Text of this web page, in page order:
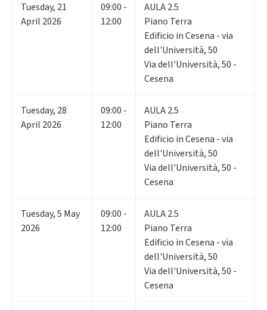
Tuesday, 21
April 2026
09:00 -
12:00
AULA 2.5
Piano Terra
Edificio in Cesena - via
dell'Università, 50
Via dell'Università, 50 -
Cesena
Tuesday, 28
April 2026
09:00 -
12:00
AULA 2.5
Piano Terra
Edificio in Cesena - via
dell'Università, 50
Via dell'Università, 50 -
Cesena
Tuesday,5 May
2026
09:00 -
12:00
AULA 2.5
Piano Terra
Edificio in Cesena - via
dell'Università, 50
Via dell'Università, 50 -
Cesena